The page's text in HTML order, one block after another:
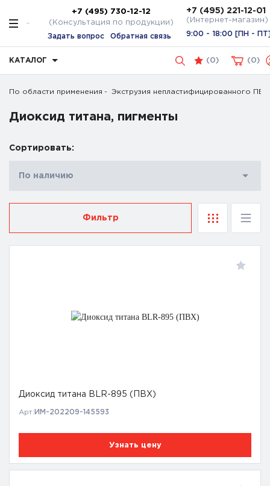
+7 (495) 730-12-12
(Консультация по продукции)
Задать вопрос Обратная связь
+7 (495) 221-12-01
(Интернет-магазин)
9:00 - 18:00 [ПН -
КАТАЛОГ (0) 0
По области применения Экструзия непластифицированного ПВХ
Диоксид титана, пигменты
Сортировать:
По наличию
Фильтр
Диоксид титана BLR-895 (ПВХ)
Арт: ИМ-202209-145593
Узнать цену